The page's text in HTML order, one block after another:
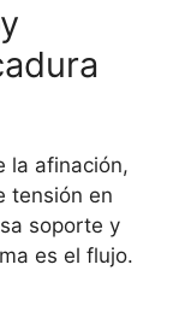
la afinación,
tensión en
soporte y
es el flujo.